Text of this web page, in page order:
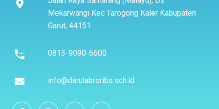
Mekarwangi Kec Tarogong Kaler Kabupaten
Garut, 44151
0813-9090-6600
info@darulabroribs.sch.id